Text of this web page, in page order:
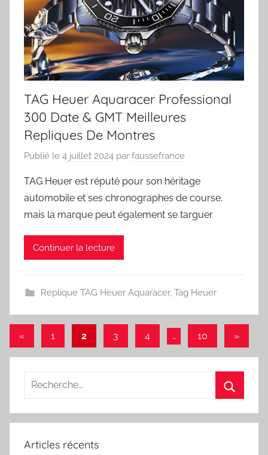
TAG Heuer Aquaracer Professional
300 Date & GMT Meilleures
Repliques De Montres
Publié le 4 juillet 2024 par faussefrance
TAG Heuer est réputé pour son héritage
automobile et ses chronographes de course,
mais la marque peut également se targuer
Continuer la lecture
Replique TAG Heuer Aquaracer, Tag Heuer
Navigation
des
articles
«Publications
1 2 3 4 … 10
Articles
»
Recherche
:
Articles récents